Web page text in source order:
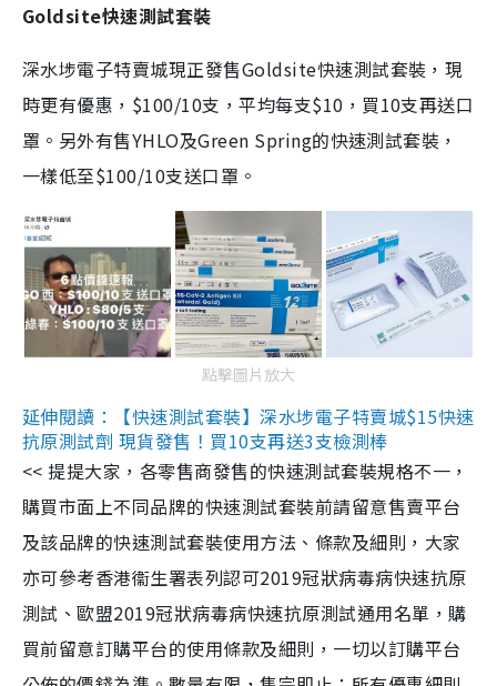
Goldsite快速測試套裝
深水埗電子特賣城現正發售Goldsite快速測試套裝，現
時更有優惠，$100/10支，平均每支$10，買10支再送口
罩。另外有售YHLO及Green Spring的快速測試套裝，
一樣低至$100/10支送口罩。
點擊圖片放大
延伸閱讀：【快速測試套裝】深水埗電子特賣城$15快速
抗原測試劑 現貨發售！買10支再送3支檢測棒
<< 提提大家，各零售商發售的快速測試套裝規格不一，
購買市面上不同品牌的快速測試套裝前請留意售賣平台
及該品牌的快速測試套裝使用方法、條款及細則，大家
亦可參考香港衞生署表列認可2019冠狀病毒病快速抗原
測試、歐盟2019冠狀病毒病快速抗原測試通用名單，購
買前留意訂購平台的使用條款及細則，一切以訂購平台